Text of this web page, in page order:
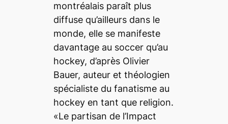
montréalais paraît plus
diffuse qu’ailleurs dans le
monde, elle se manifeste
davantage au soccer qu’au
hockey, d’après Olivier
Bauer, auteur et théologien
spécialiste du fanatisme au
hockey en tant que religion.
«Le partisan de l’Impact